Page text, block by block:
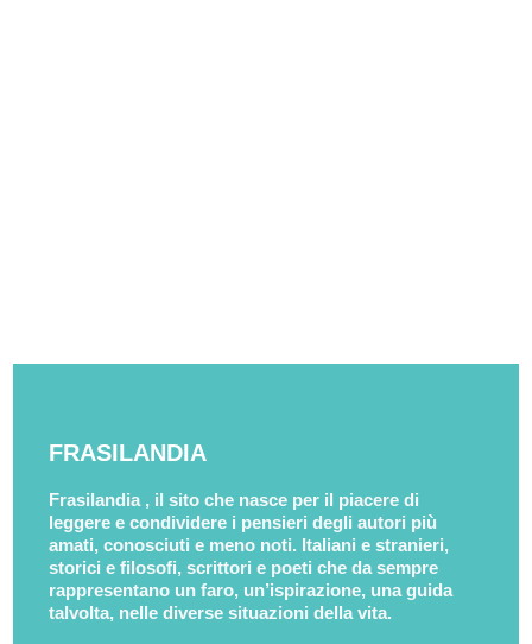
FRASILANDIA
Frasilandia , il sito che nasce per il piacere di
leggere e condividere i pensieri degli autori più
amati, conosciuti e meno noti. Italiani e stranieri,
storici e filosofi, scrittori e poeti che da sempre
rappresentano un faro, un’ispirazione, una guida
talvolta, nelle diverse situazioni della vita.